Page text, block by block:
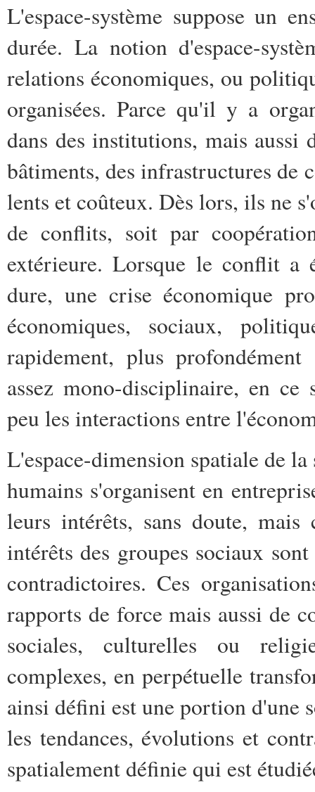
L'espace-système suppose un
durée. La notion d'espace-
relations économiques, ou
organisées. Parce qu'il y a
dans des institutions, mais aussi
bâtiments, des infrastructures de
lents et coûteux. Dès lors, ils ne
de conflits, soit par
extérieure. Lorsque le conflit a
dure, une crise économique
économiques, sociaux,
rapidement, plus
assez mono-disciplinaire, en ce
peu les interactions entre
L'espace-dimension spatiale de
humains s'organisent en
leurs intérêts, sans doute,
intérêts des groupes sociaux
contradictoires. Ces
rapports de force mais aussi de
sociales, culturelles ou
complexes, en perpétuelle
ainsi défini est une portion d'une
les tendances, évolutions et
spatialement définie qui est